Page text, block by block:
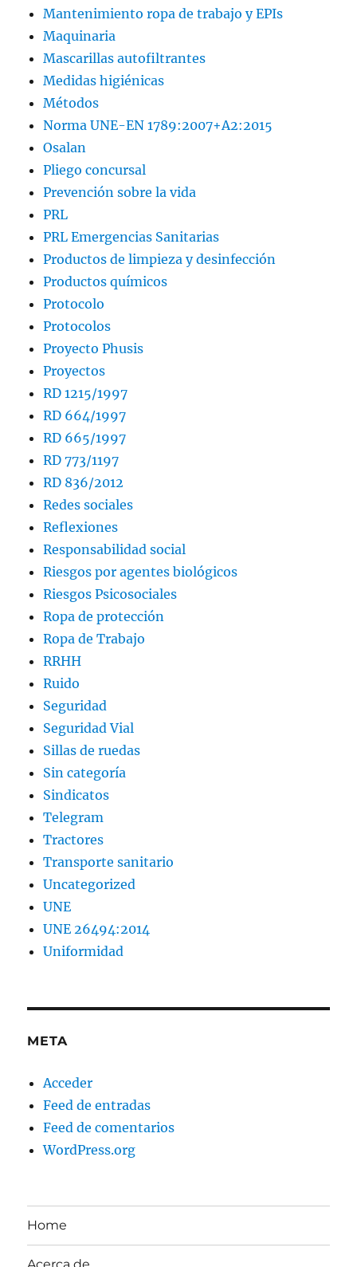
Mantenimiento ropa de trabajo y EPIs
Maquinaria
Mascarillas autofiltrantes
Medidas higiénicas
Métodos
Norma UNE-EN 1789:2007+A2:2015
Osalan
Pliego concursal
Prevención sobre la vida
PRL
PRL Emergencias Sanitarias
Productos de limpieza y desinfección
Productos químicos
Protocolo
Protocolos
Proyecto Phusis
Proyectos
RD 1215/1997
RD 664/1997
RD 665/1997
RD 773/1197
RD 836/2012
Redes sociales
Reflexiones
Responsabilidad social
Riesgos por agentes biológicos
Riesgos Psicosociales
Ropa de protección
Ropa de Trabajo
RRHH
Ruido
Seguridad
Seguridad Vial
Sillas de ruedas
Sin categoría
Sindicatos
Telegram
Tractores
Transporte sanitario
Uncategorized
UNE
UNE 26494:2014
Uniformidad
META
Acceder
Feed de entradas
Feed de comentarios
WordPress.org
Home